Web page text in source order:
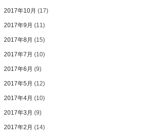
2017年10月 (17)
2017年9月 (11)
2017年8月 (15)
2017年7月 (10)
2017年6月 (9)
2017年5月 (12)
2017年4月 (10)
2017年3月 (9)
2017年2月 (14)